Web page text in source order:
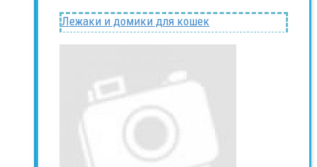
Лежаки и домики для кошек